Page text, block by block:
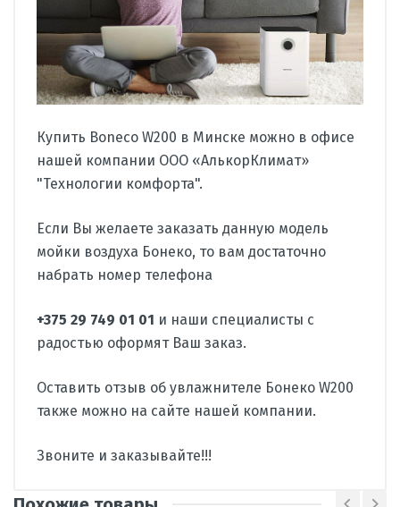
Купить Boneco W200 в Минске можно в офисе
нашей компании ООО «АлькорКлимат»
"Технологии комфорта".
Если Вы желаете заказать данную модель
мойки воздуха Бонеко, то вам достаточно
набрать номер телефона
+375 29 749 01 01 и наши специалисты с
радостью оформят Ваш заказ.
Оставить отзыв об увлажнителе Бонеко W200
также можно на сайте нашей компании.
Звоните и заказывайте!!!